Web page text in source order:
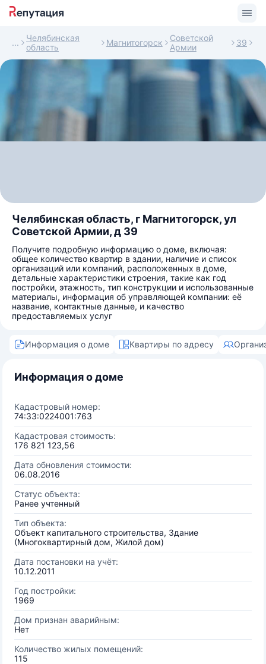
Челябинская
область
Магнитогорск
Советской
Армии
39
Челябинская область, г Магнитогорск, ул
Советской Армии, д 39
Получите подробную информацию о доме, включая:
общее количество квартир в здании, наличие и список
организаций или компаний, расположенных в доме,
детальные характеристики строения, такие как год
постройки, этажность, тип конструкции и использованные
материалы, информация об управляющей компании: её
название, контактные данные, и качество
предоставляемых услуг
Информация о доме Квартиры по адресу
Информация о доме
Кадастровый номер:
74:33:0224001:763
Кадастровая стоимость:
176 821 123,56
Дата обновления стоимости:
06.08.2016
Статус объекта:
Ранее учтенный
Тип объекта:
Объект капитального строительства, Здание
(Многоквартирный дом, Жилой дом)
Дата постановки на учёт:
10.12.2011
Год постройки:
1969
Дом признан аварийным:
Нет
Количество жилых помещений:
115